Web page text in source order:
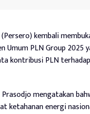
kembali
Umum PLN Group 2025
kontribusi PLN
mengatakan
ketahanan energi